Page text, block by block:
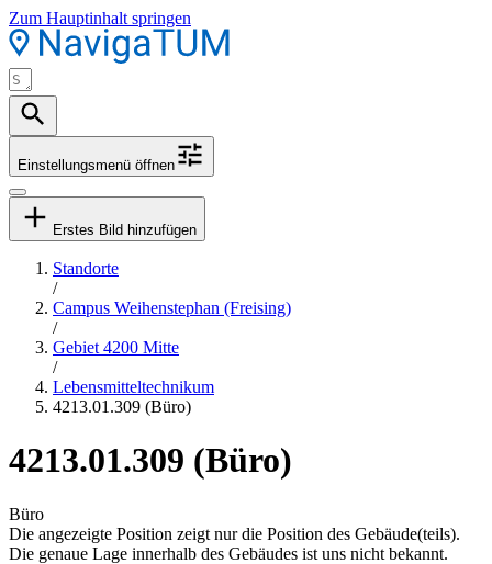
Zum Hauptinhalt springen
Einstellungsmenü öffnen
Erstes Bild hinzufügen
Standorte
/
Campus Weihenstephan (Freising)
/
Gebiet 4200 Mitte
/
Lebensmitteltechnikum
4213.01.309 (Büro)
4213.01.309 (Büro)
Büro
Die angezeigte Position zeigt nur die Position des Gebäude(teils).
Die genaue Lage innerhalb des Gebäudes ist uns nicht bekannt.